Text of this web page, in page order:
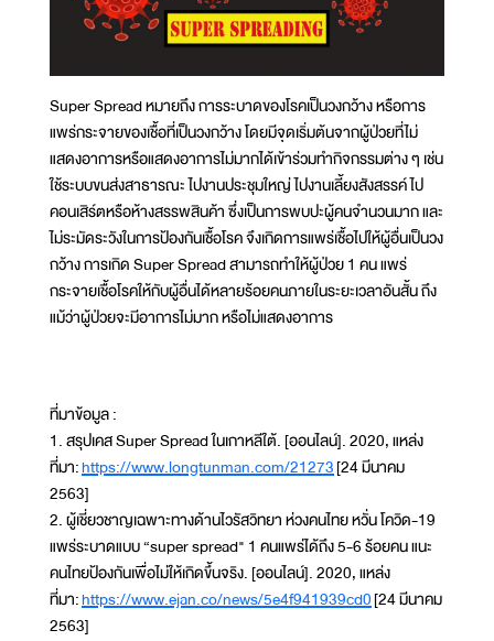
Super Spread หมายถึง การระบาดของโรคเป็นวงกว้าง หรือการ
แพร่กระจายของเชื้อที่เป็นวงกว้าง โดยมีจุดเริ่มต้นจากผู้ป่วยที่ไม่
แสดงอาการหรือแสดงอาการไม่มากได้เข้าร่วมทำกิจกรรมต่าง ๆ เช่น
ใช้ระบบขนส่งสาธารณะ ไปงานประชุมใหญ่ ไปงานเลี้ยงสังสรรค์ ไป
คอนเสิร์ตหรือห้างสรรพสินค้า ซึ่งเป็นการพบปะผู้คนจำนวนมาก และ
ไม่ระมัดระวังในการป้องกันเชื้อโรค จึงเกิดการแพร่เชื้อไปให้ผู้อื่นเป็นวง
กว้าง การเกิด Super Spread สามารถทำให้ผู้ป่วย 1 คน แพร่
กระจายเชื้อโรคให้กับผู้อื่นได้หลายร้อยคนภายในระยะเวลาอันสั้น ถึง
แม้ว่าผู้ป่วยจะมีอาการไม่มาก หรือไม่แสดงอาการ
ที่มาข้อมูล :
1. สรุปเคส Super Spread ในเกาหลีใต้. [ออนไลน์]. 2020, แหล่ง
ที่มา:https://www.longtunman.com/21273[24 มีนาคม
2563]
2. ผู้เชี่ยวชาญเฉพาะทางด้านไวรัสวิทยา ห่วงคนไทย หวั่น โควิด-19
แพร่ระบาดแบบ “super spread" 1 คนแพร่ได้ถึง 5-6 ร้อยคน แนะ
คนไทยป้องกันเพื่อไม่ให้เกิดขึ้นจริง. [ออนไลน์]. 2020, แหล่ง
ที่มา:https://www.ejan.co/news/5e4f941939cd0[24 มีนาคม
2563]